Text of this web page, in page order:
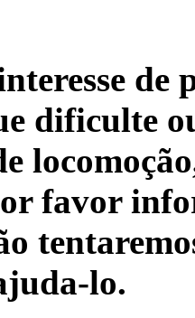
dificulte
favor
lo.